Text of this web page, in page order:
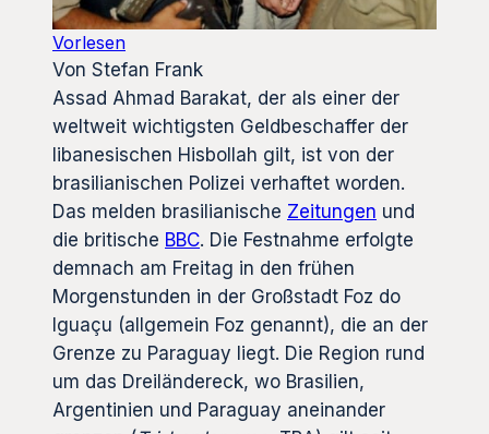
Vorlesen
Von Stefan Frank
Assad Ahmad Barakat, der als einer der
weltweit wichtigsten Geldbeschaffer der
libanesischen Hisbollah gilt, ist von der
brasilianischen Polizei verhaftet worden.
Das melden brasilianische Zeitungen und
die britische BBC. Die Festnahme erfolgte
demnach am Freitag in den frühen
Morgenstunden in der Großstadt Foz do
Iguaçu (allgemein Foz genannt), die an der
Grenze zu Paraguay liegt. Die Region rund
um das Dreiländereck, wo Brasilien,
Argentinien und Paraguay aneinander